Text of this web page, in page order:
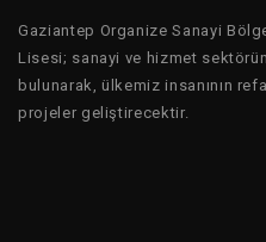
Gaziantep Organize Sanayi
Lisesi; sanayi ve hizmet
bulunarak, ülkemiz insanının
projeler geliştirecektir.